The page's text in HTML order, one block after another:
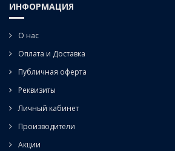
ИНФОРМАЦИЯ
О нас
Оплата и Доставка
Публичная оферта
Реквизиты
Личный кабинет
Производители
Акции